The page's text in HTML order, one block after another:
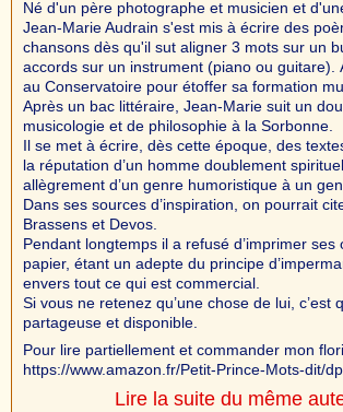
Né d'un père photographe et musicien et
Jean-Marie Audrain s'est mis à écrire des
chansons dès qu'il sut aligner 3 mots sur un
accords sur un instrument (piano ou guitare).
au Conservatoire pour étoffer sa formation
Après un bac littéraire, Jean-Marie suit un
musicologie et de philosophie à la Sorbonne.
Il se met à écrire, dès cette époque, des
la réputation d’un homme doublement
allègrement d’un genre humoristique à un
Dans ses sources d’inspiration, on pourrait
Brassens et Devos.
Pendant longtemps il a refusé d’imprimer
papier, étant un adepte du principe
envers tout ce qui est commercial.
Si vous ne retenez qu’une chose de lui, c’est
partageuse et disponible.
Pour lire partiellement et commander mon
https://www.amazon.fr/Petit-Prince-Mots-dit/
Lire la suite du même